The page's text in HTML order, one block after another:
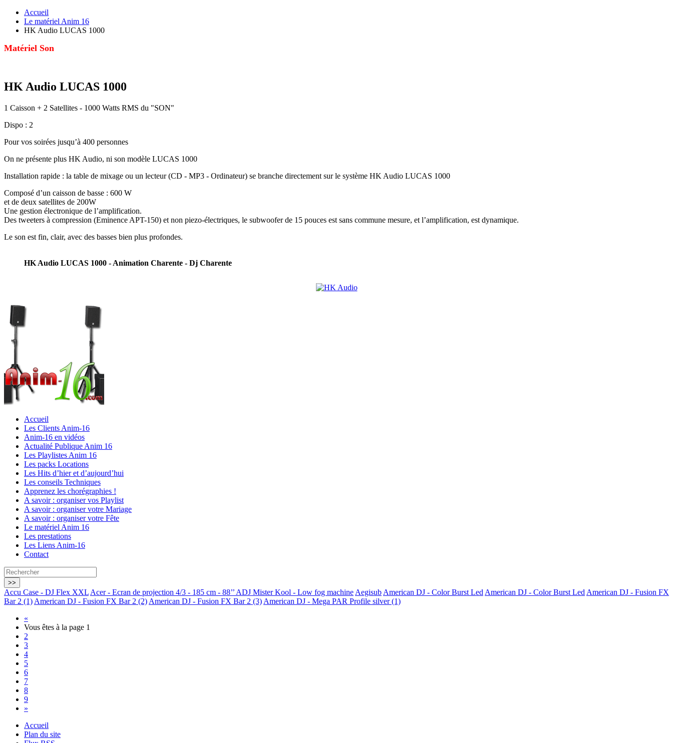
Accueil
Le matériel Anim 16
HK Audio LUCAS 1000
Matériel Son
HK Audio LUCAS 1000
1 Caisson + 2 Satellites - 1000 Watts RMS du "SON"
Dispo : 2
Pour vos soirées jusqu’à 400 personnes
On ne présente plus HK Audio, ni son modèle LUCAS 1000
Installation rapide : la table de mixage ou un lecteur (CD - MP3 - Ordinateur) se branche directement sur le système HK Audio LUCAS 1000
Composé d’un caisson de basse : 600 W
et de deux satellites de 200W
Une gestion électronique de l’amplification.
Des tweeters à compression (Eminence APT-150) et non piezo-électriques, le subwoofer de 15 pouces est sans commune mesure, et l’amplification, est dynamique.
Le son est fin, clair, avec des basses bien plus profondes.
HK Audio LUCAS 1000 - Animation Charente - Dj Charente
Accueil
Les Clients Anim-16
Anim-16 en vidéos
Actualité Publique Anim 16
Les Playlistes Anim 16
Les packs Locations
Les Hits d’hier et d’aujourd’hui
Les conseils Techniques
Apprenez les chorégraphies !
A savoir : organiser vos Playlist
A savoir : organiser votre Mariage
A savoir : organiser votre Fête
Le matériel Anim 16
Les prestations
Les Liens Anim-16
Contact
Accu Case - DJ Flex XXL Acer - Ecran de projection 4/3 - 185 cm - 88’’ ADJ Mister Kool - Low fog machine Aegisub American DJ - Color Burst Led American DJ - Color Burst Led American DJ - Fusion FX
Bar 2 (1) American DJ - Fusion FX Bar 2 (2) American DJ - Fusion FX Bar 2 (3) American DJ - Mega PAR Profile silver (1)
«
Vous êtes à la page 1
2
3
4
5
6
7
8
9
»
Accueil
Plan du site